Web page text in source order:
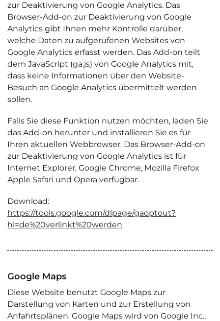
zur Deaktivierung von Google Analytics. Das
Browser-Add-on zur Deaktivierung von Google
Analytics gibt Ihnen mehr Kontrolle darüber,
welche Daten zu aufgerufenen Websites von
Google Analytics erfasst werden. Das Add-on teilt
dem JavaScript (ga.js) von Google Analytics mit,
dass keine Informationen über den Website-
Besuch an Google Analytics übermittelt werden
sollen.
Falls Sie diese Funktion nutzen möchten, laden Sie
das Add-on herunter und installieren Sie es für
Ihren aktuellen Webbrowser. Das Browser-Add-on
zur Deaktivierung von Google Analytics ist für
Internet Explorer, Google Chrome, Mozilla Firefox
Apple Safari und Opera verfügbar.
Download:
https://tools.google.com/dlpage/gaoptout?
hl=de%20verlinkt%20werden
Google Maps
Diese Website benutzt Google Maps zur
Darstellung von Karten und zur Erstellung von
Anfahrtsplänen. Google Maps wird von Google Inc.,